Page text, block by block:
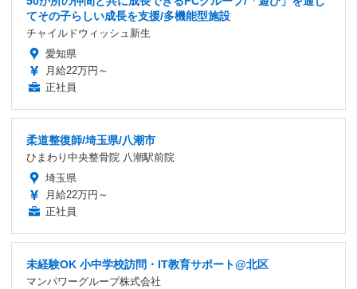
てその子らしい成長を支援/多機能型施設
チャイルドウィッシュ新生
愛知県
月給22万円～
正社員
柔道整復師/埼玉県/八潮市
ひまわり中央整骨院 八潮駅前院
埼玉県
月給22万円～
正社員
未経験OK 小中学校訪問・IT教育サポート@北区
マンパワーグループ株式会社